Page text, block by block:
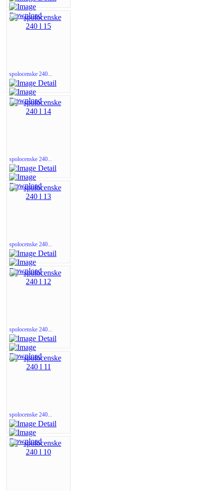
spolocenske 240...
spolocenske 240...
spolocenske 240...
spolocenske 240...
spolocenske 240...